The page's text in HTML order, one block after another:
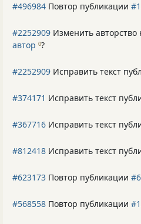
#496984 Повтор публикации
#2252909 Изменить авторство
автор 0?
#2252909 Исправить текст
#374171 Исправить текст
#367716 Исправить текст
#812418 Исправить текст
#623173 Повтор публикации
#568558 Повтор публикации